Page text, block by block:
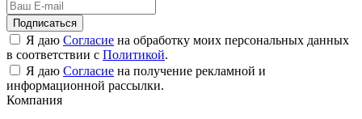
Подписаться
Я даю Согласие на обработку моих персональных данных
в соответствии с Политикой.
Я даю Согласие на получение рекламной и
информационной рассылки.
Компания